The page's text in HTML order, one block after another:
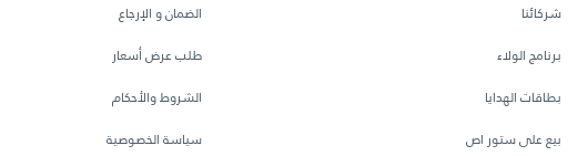
شركائنا
برنامج الولاء
بطاقات الهدايا
بيع على ستور اص
الضمان و الإرجاع
طلب عرض أسعار
الشروط والأحكام
سياسة الخصوصية